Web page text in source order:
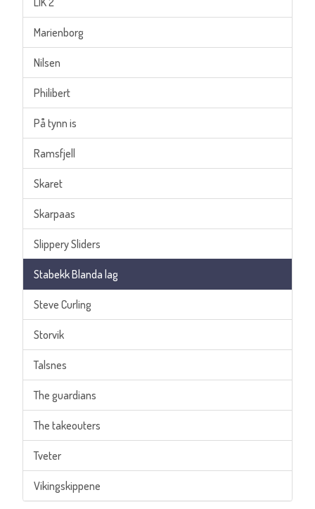
Marienborg
Nilsen
Philibert
På tynn is
Ramsfjell
Skaret
Skarpaas
Slippery Sliders
Stabekk Blanda lag
Steve Curling
Storvik
Talsnes
The guardians
The takeouters
Tveter
Vikingskippene